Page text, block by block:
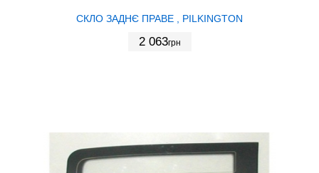
СКЛО ЗАДНЄ ПРАВЕ , PILKINGTON
2 063грн